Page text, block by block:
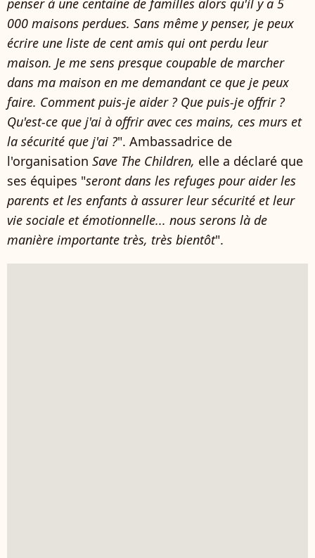
000 maisons perdues. Sans même y penser, je peux
écrire une liste de cent amis qui ont perdu leur
maison. Je me sens presque coupable de marcher
dans ma maison en me demandant ce que je peux
faire. Comment puis-je aider ? Que puis-je offrir ?
Qu'est-ce que j'ai à offrir avec ces mains, ces murs et
la sécurité que j'ai ?". Ambassadrice de
l'organisation Save The Children, elle a déclaré que
ses équipes "seront dans les refuges pour aider les
parents et les enfants à assurer leur sécurité et leur
vie sociale et émotionnelle... nous serons là de
manière importante très, très bientôt".